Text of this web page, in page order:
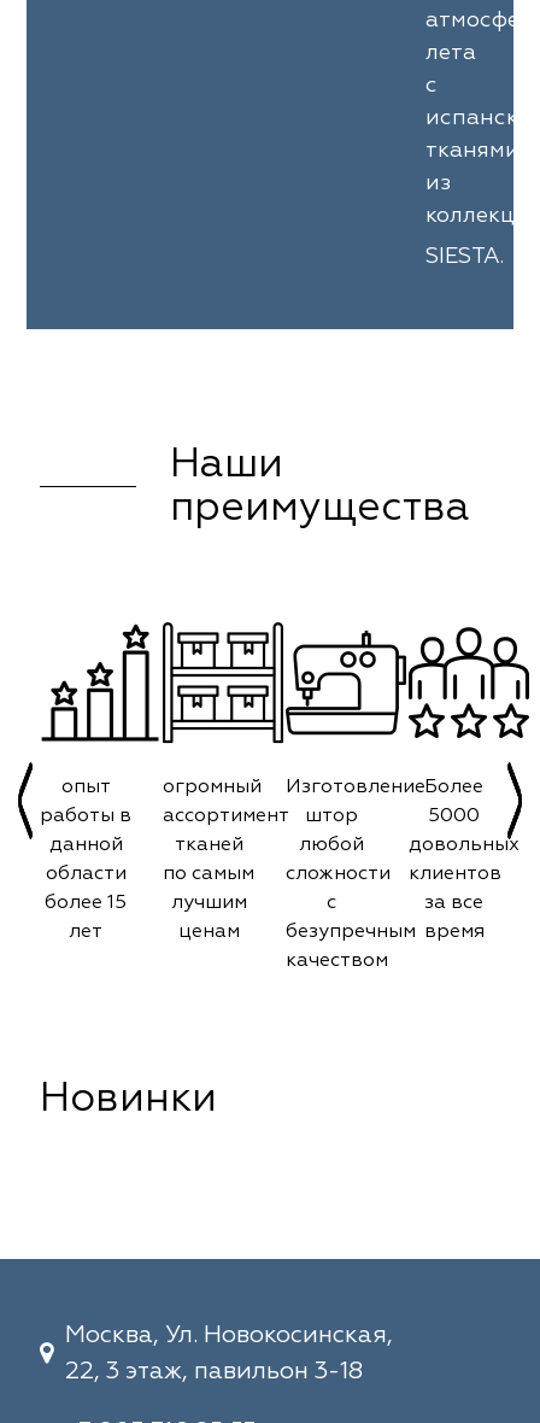
лета
с
тканями
из
SIESTA.
Наши
преимущества
опыт
работы в
данной
области
более 15
лет
огромный
ассортимент
тканей
по самым
лучшим
ценам
Изготовление
штор
любой
сложности
с
безупречным
качеством
Более
5000
довольных
клиентов
за все
время
Новинки
Москва, Ул. Новокосинская,
22, 3 этаж, павильон 3-18